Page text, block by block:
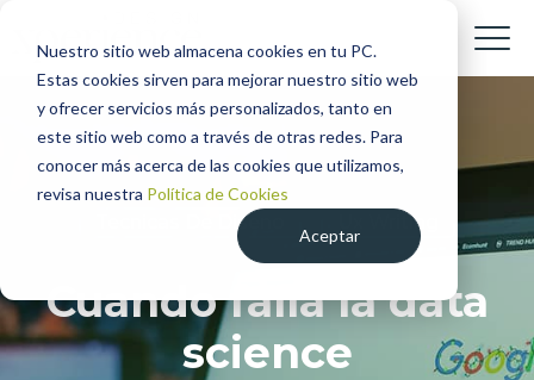
Nuestro sitio web almacena cookies en tu PC.
Estas cookies sirven para mejorar nuestro sitio web
y ofrecer servicios más personalizados, tanto en
este sitio web como a través de otras redes. Para
conocer más acerca de las cookies que utilizamos,
revisa nuestra Política de Cookies
Aceptar
Tecnicas De Diseno Ux Writing
Cuando falla la data
science